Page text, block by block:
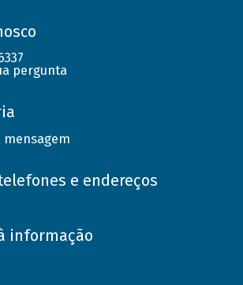
pergunta
mensagem
e endereços
informação